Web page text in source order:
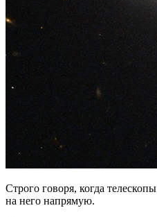
Строго говоря, когда
на него напрямую.